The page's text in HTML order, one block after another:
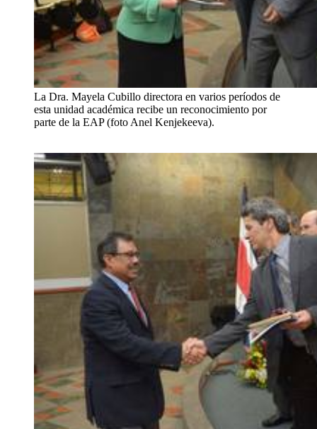
La Dra. Mayela Cubillo directora en varios períodos de
esta unidad académica recibe un reconocimiento por
parte de la EAP (foto Anel Kenjekeeva).